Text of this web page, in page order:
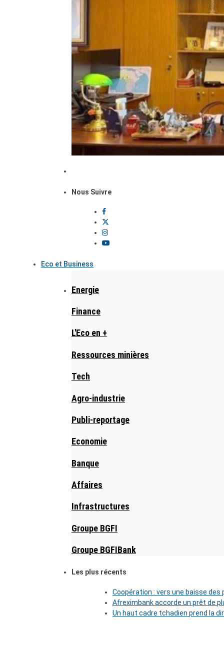
Nous Suivre
Eco et Business
Energie
Finance
L'Eco en +
Ressources minières
Tech
Agro-industrie
Publi-reportage
Economie
Banque
Affaires
Infrastructures
Groupe BGFI
Groupe BGFIBank
Les plus récents
Coopération : vers une baisse des
Afreximbank accorde un prêt de
Un haut cadre tchadien prend la